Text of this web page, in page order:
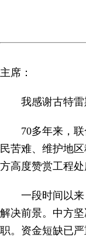
主席：
我感谢古特
70多年来，
民苦难、维护地
方高度赞赏工程
一段时间以
解决前景。中方
职。资金短缺已